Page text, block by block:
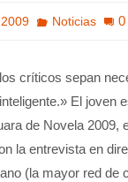
Noticias 0
críticos sepan
El joven
de Novela 2009,
la entrevista en
(la mayor red de